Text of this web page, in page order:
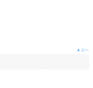
▲上へ